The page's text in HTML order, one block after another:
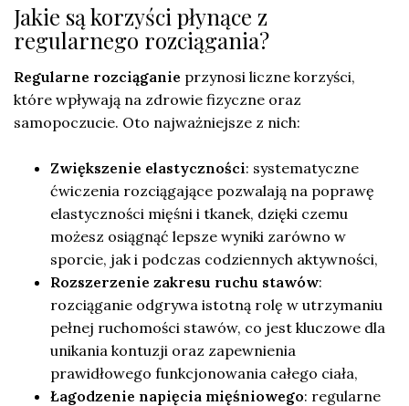
Jakie są korzyści płynące z
regularnego rozciągania?
Regularne rozciąganie przynosi liczne korzyści,
które wpływają na zdrowie fizyczne oraz
samopoczucie. Oto najważniejsze z nich:
Zwiększenie elastyczności: systematyczne
ćwiczenia rozciągające pozwalają na poprawę
elastyczności mięśni i tkanek, dzięki czemu
możesz osiągnąć lepsze wyniki zarówno w
sporcie, jak i podczas codziennych aktywności,
Rozszerzenie zakresu ruchu stawów:
rozciąganie odgrywa istotną rolę w utrzymaniu
pełnej ruchomości stawów, co jest kluczowe dla
unikania kontuzji oraz zapewnienia
prawidłowego funkcjonowania całego ciała,
Łagodzenie napięcia mięśniowego: regularne